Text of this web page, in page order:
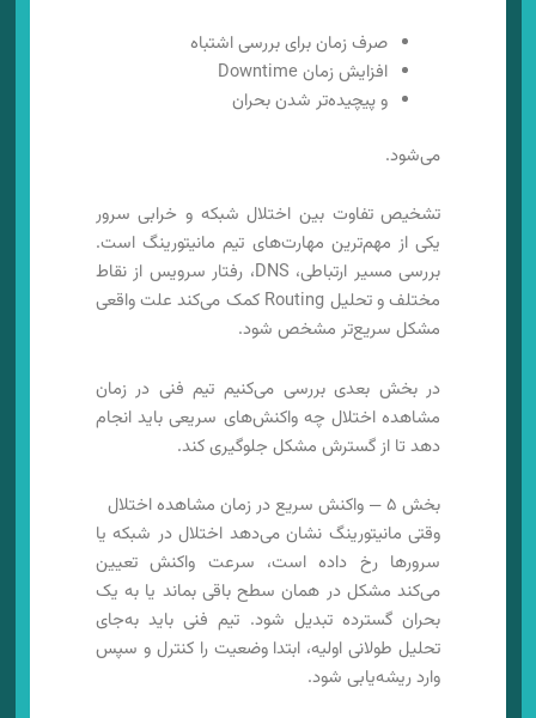
صرف زمان برای بررسی اشتباه
افزایش زمان Downtime
و پیچیده‌تر شدن بحران
می‌شود.
تشخیص تفاوت بین اختلال شبکه و خرابی سرور
یکی از مهم‌ترین مهارت‌های تیم مانیتورینگ است.
بررسی مسیر ارتباطی، DNS، رفتار سرویس از نقاط
مختلف و تحلیل Routing کمک می‌کند علت واقعی
مشکل سریع‌تر مشخص شود.
در بخش بعدی بررسی می‌کنیم تیم فنی در زمان
مشاهده اختلال چه واکنش‌های سریعی باید انجام
دهد تا از گسترش مشکل جلوگیری کند.
بخش ۵ — واکنش سریع در زمان مشاهده اختلال
وقتی مانیتورینگ نشان می‌دهد اختلال در شبکه یا
سرورها رخ داده است، سرعت واکنش تعیین
می‌کند مشکل در همان سطح باقی بماند یا به یک
بحران گسترده تبدیل شود. تیم فنی باید به‌جای
تحلیل طولانی اولیه، ابتدا وضعیت را کنترل و سپس
وارد ریشه‌یابی شود.